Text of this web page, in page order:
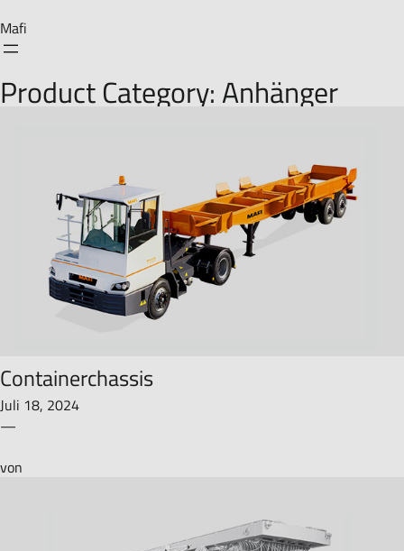
Inhalt
springen
Mafi
Product Category: Anhänger
Containerchassis
Juli 18, 2024
—
von